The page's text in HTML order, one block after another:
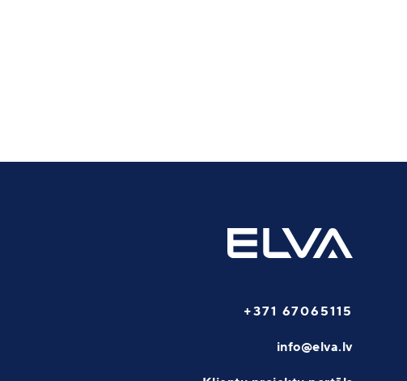
+371 67065115
info@elva.lv